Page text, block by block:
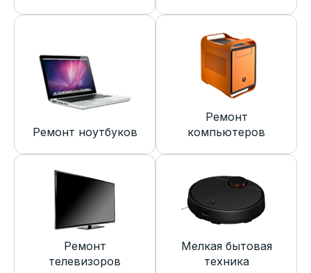
Ремонт ноутбуков
Ремонт
компьютеров
Ремонт
телевизоров
Мелкая бытовая
техника